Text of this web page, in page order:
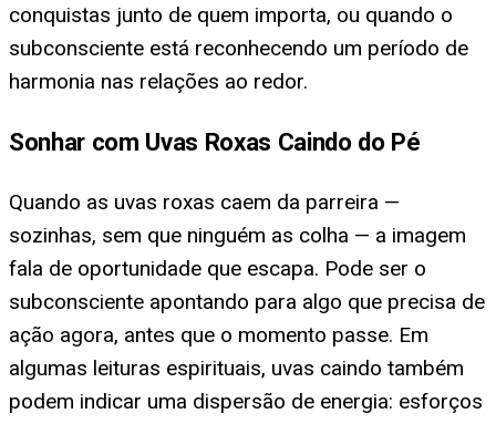
conquistas junto de quem importa, ou quando o
subconsciente está reconhecendo um período de
harmonia nas relações ao redor.
Sonhar com Uvas Roxas Caindo do Pé
Quando as uvas roxas caem da parreira —
sozinhas, sem que ninguém as colha — a imagem
fala de oportunidade que escapa. Pode ser o
subconsciente apontando para algo que precisa de
ação agora, antes que o momento passe. Em
algumas leituras espirituais, uvas caindo também
podem indicar uma dispersão de energia: esforços